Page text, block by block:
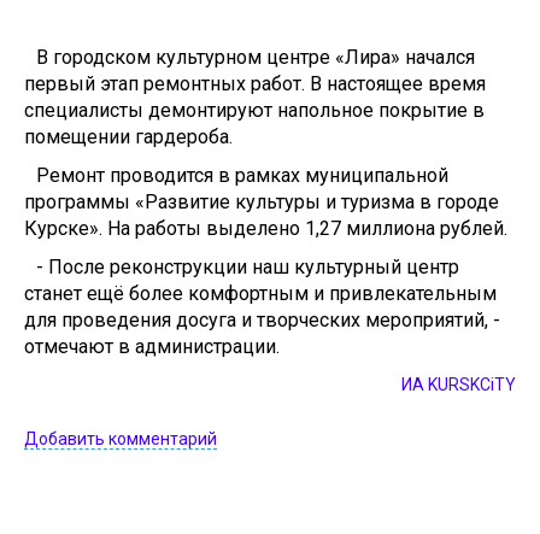
В городском культурном центре «Лира» начался
первый этап ремонтных работ. В настоящее время
специалисты демонтируют напольное покрытие в
помещении гардероба.
Ремонт проводится в рамках муниципальной
программы «Развитие культуры и туризма в городе
Курске». На работы выделено 1,27 миллиона рублей.
- После реконструкции наш культурный центр
станет ещё более комфортным и привлекательным
для проведения досуга и творческих мероприятий, -
отмечают в администрации.
ИА KURSKCiTY
Добавить комментарий